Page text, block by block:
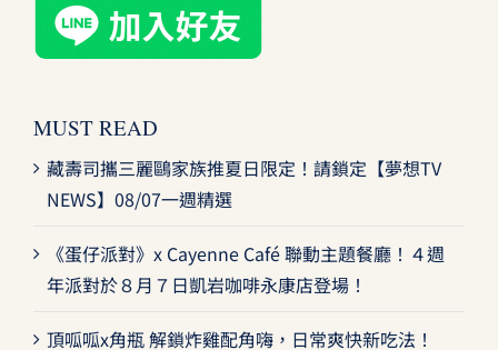
MUST READ
藏壽司攜三麗鷗家族推夏日限定！請鎖定【夢想TV
NEWS】08/07一週精選
《蛋仔派對》x Cayenne Café 聯動主題餐廳！４週
年派對於８月７日凱岩咖啡永康店登場！
頂呱呱x角瓶 解鎖炸雞配角嗨，日常爽快新吃法！